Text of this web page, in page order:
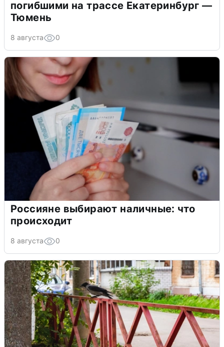
погибшими на трассе Екатеринбург —
Тюмень
8 августа 0
Россияне выбирают наличные: что
происходит
8 августа 0